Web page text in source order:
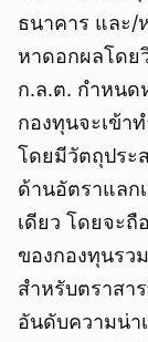
ธนาคาร และ/
หาดอกผลโดย
ก.ล.ต. กำหนด
กองทุนจะเข้า
โดยมีวัตถุประ
ด้านอัตราแลก
เดียว โดยจะ
ของกองทุนรว
สำหรับตราสา
อันดับความน่า